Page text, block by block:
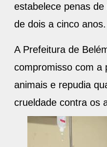
estabelece penas
de dois a cinco anos.
A Prefeitura de
compromisso com a
animais e repudia
crueldade contra os